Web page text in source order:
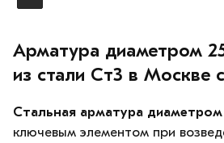
Арматура диаметром
из стали Ст3 в Москве
Стальная арматура
ключевым элементом при